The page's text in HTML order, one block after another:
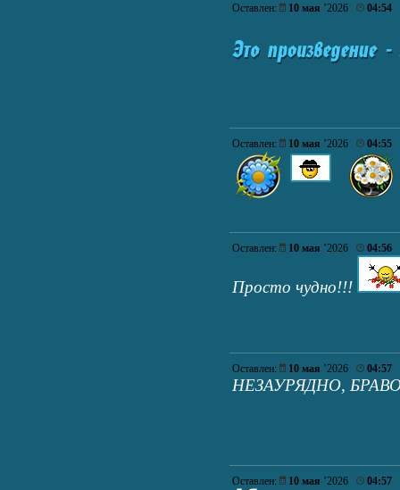
Оставлен: 10 мая ’2026 04:54
Оставлен: 10 мая ’2026 04:55
Оставлен: 10 мая ’2026 04:56
Просто чудно!!!
Оставлен: 10 мая ’2026 04:57
НЕЗАУРЯДНО,
Оставлен: 10 мая ’2026 04:57